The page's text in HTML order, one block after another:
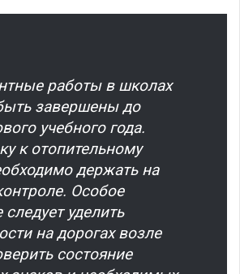
работы в школах
завершены до
учебного года.
к отопительному
держать на
Особое
уделить
на дорогах возле
состояние